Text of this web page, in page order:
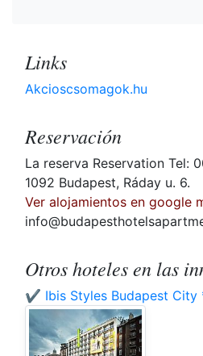
Links
Akcioscsomagok.hu
Reservación
La reserva Reservation Tel:
1092 Budapest, Ráday u. 6.
Ver alojamientos en google
Otros hoteles en las
✔️ Ibis Styles Budapest City